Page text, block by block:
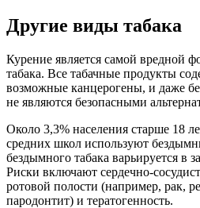
Другие виды табака
Курение является самой вредной
табака. Все табачные продукты
возможные канцерогены, и даже
не являются безопасными
Около 3,3% населения старше 18
средних школ используют
бездымного табака варьируется в
Риски включают сердечно-
ротовой полости (например, рак,
пародонтит) и тератогенность.